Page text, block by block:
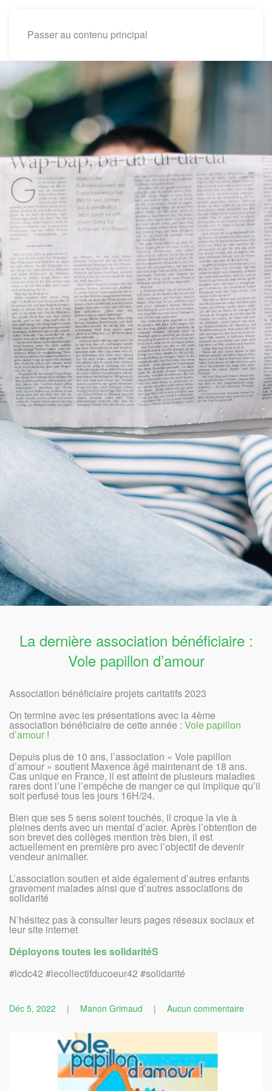
Passer au contenu principal
La dernière association bénéficiaire :
Vole papillon d’amour
Association bénéficiaire projets caritatifs 2023
On termine avec les présentations avec la 4ème
association bénéficiaire de cette année : Vole papillon
d’amour !
Depuis plus de 10 ans, l’association « Vole papillon
d’amour » soutient Maxence âgé maintenant de 18 ans.
Cas unique en France, il est atteint de plusieurs maladies
rares dont l’une l’empêche de manger ce qui implique qu’il
soit perfusé tous les jours 16H/24.
Bien que ses 5 sens soient touchés, il croque la vie à
pleines dents avec un mental d’acier. Après l’obtention de
son brevet des collèges mention très bien, il est
actuellement en première pro avec l’objectif de devenir
vendeur animalier.
L’association soutien et aide également d’autres enfants
gravement malades ainsi que d’autres associations de
solidarité
N’hésitez pas à consulter leurs pages réseaux sociaux et
leur site internet
Déployons toutes les solidaritéS
#lcdc42 #lecollectifducoeur42 #solidarité
Déc 5, 2022 | Manon Grimaud | Aucun commentairesur